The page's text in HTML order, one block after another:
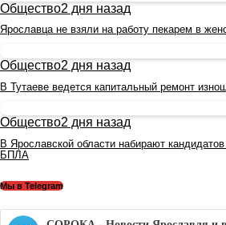
Общество2 дня назад
Ярославца не взяли на работу пекарем в
Общество2 дня назад
В Тутаеве ведется капитальный ремонт
Общество2 дня назад
В Ярославской области набирают
БПЛА
Мы в Telegram